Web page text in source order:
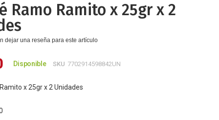
Ramo Ramito x 25gr x 2
dejar una reseña para este artículo
Disponible SKU 7702914598842UN
x 25gr x 2 Unidades